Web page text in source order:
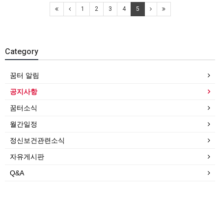
1 2 3 4 5
Category
꿈터 알림
공지사항
꿈터소식
월간일정
정신보건관련소식
자유게시판
Q&A